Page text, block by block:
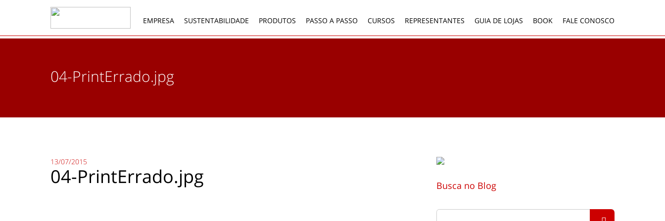
EMPRESA SUSTENTABILIDADE PRODUTOS PASSO A PASSO CURSOS REPRESENTANTES GUIA DE LOJAS BOOK FALE CONOSCO
04-PrintErrado.jpg
13/07/2015
04-PrintErrado.jpg Busca no Blog